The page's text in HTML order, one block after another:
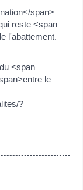
span>
reste <span
l'abattement.
<span
le
?